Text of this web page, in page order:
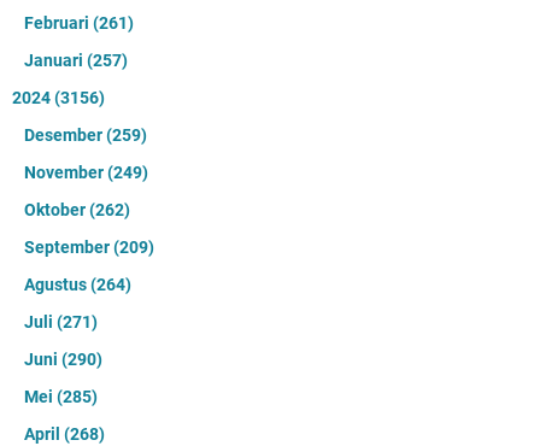
Februari (261)
Januari (257)
2024(3156)
Desember(259)
November(249)
Oktober(262)
September(209)
Agustus(264)
Juli (271)
Juni (290)
Mei (285)
April (268)